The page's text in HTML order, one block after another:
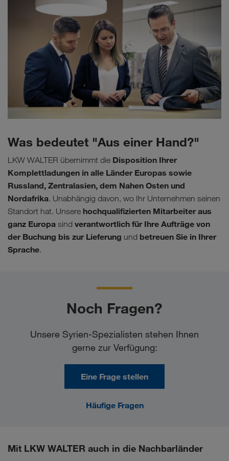
Was bedeutet "Aus einer Hand?"
LKW WALTER übernimmt die Disposition Ihrer
Komplettladungen in alle Länder Europas sowie
Russland, Zentralasien, dem Nahen Osten und
Nordafrika. Unabhängig davon, wo Ihr Unternehmen seinen
Standort hat. Unsere hochqualifizierten Mitarbeiter aus
ganz Europa sind verantwortlich für Ihre Aufträge von
der Buchung bis zur Lieferung und betreuen Sie in Ihrer
Sprache.
Noch Fragen?
Unsere Syrien-Spezialisten stehen Ihnen
gerne zur Verfügung:
Eine Frage stellen
Häufige Fragen
Mit LKW WALTER auch in die Nachbarländer